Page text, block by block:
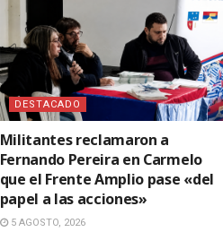
DESTACADO
Militantes reclamaron a
Fernando Pereira en Carmelo
que el Frente Amplio pase «del
papel a las acciones»
5 AGOSTO, 2026